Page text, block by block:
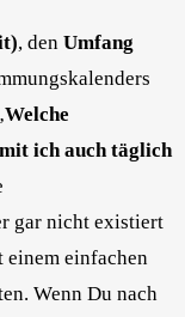
, den Umfang
Welche
ich auch täglich
gar nicht existiert
einem einfachen
Wenn Du nach